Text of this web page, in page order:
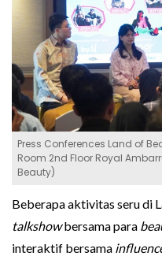
Press Conferences Land of
Room 2nd Floor Royal
Beauty)
Beberapa aktivitas seru di
talkshowbersama para
interaktif bersama